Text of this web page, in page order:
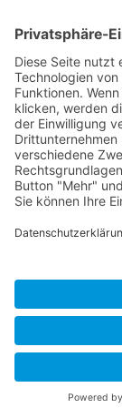
Telefon
E-Mail
Partner: